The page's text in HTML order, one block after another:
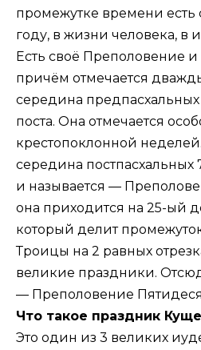
промежутке времени есть
году, в жизни человека, в
Есть своё Преполовение
причём отмечается
середина
поста. Она отмечается
крестопоклонной
середина постпасхальных
и называется —
она приходится на 25-ый
который делит
Троицы на 2 равных
великие праздники.
— Преполовение
Что такое праздник
Это один из 3 великих